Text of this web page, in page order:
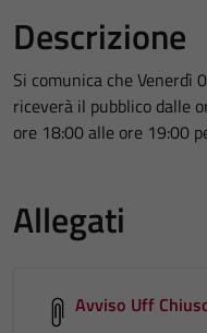
Descrizione
Si comunica che
riceverà il pubblico dalle
ore 18:00 alle ore 19:00
Allegati
Avviso Uff